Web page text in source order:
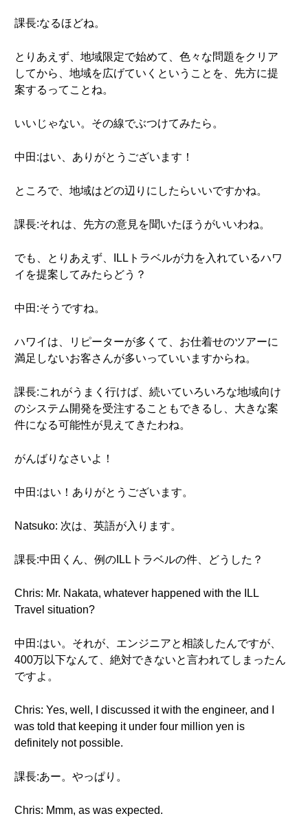
課長:なるほどね。
とりあえず、地域限定で始めて、色々な問題をクリア
してから、地域を広げていくということを、先方に提
案するってことね。
いいじゃない。その線でぶつけてみたら。
中田:はい、ありがとうございます！
ところで、地域はどの辺りにしたらいいですかね。
課長:それは、先方の意見を聞いたほうがいいわね。
でも、とりあえず、ILLトラベルが力を入れているハワ
イを提案してみたらどう？
中田:そうですね。
ハワイは、リピーターが多くて、お仕着せのツアーに
満足しないお客さんが多いっていいますからね。
課長:これがうまく行けば、続いていろいろな地域向け
のシステム開発を受注することもできるし、大きな案
件になる可能性が見えてきたわね。
がんばりなさいよ！
中田:はい！ありがとうございます。
Natsuko: 次は、英語が入ります。
課長:中田くん、例のILLトラベルの件、どうした？
Chris: Mr. Nakata, whatever happened with the ILL
Travel situation?
中田:はい。それが、エンジニアと相談したんですが、
400万以下なんて、絶対できないと言われてしまったん
ですよ。
Chris: Yes, well, I discussed it with the engineer, and I
was told that keeping it under four million yen is
definitely not possible.
課長:あー。やっぱり。
Chris: Mmm, as was expected.